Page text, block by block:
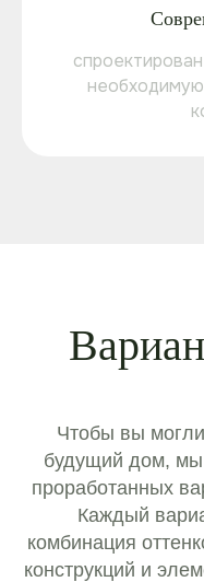
необходимую
Чтобы вы могли
будущий дом, мы
проработанных
Каждый
комбинация
конструкций и